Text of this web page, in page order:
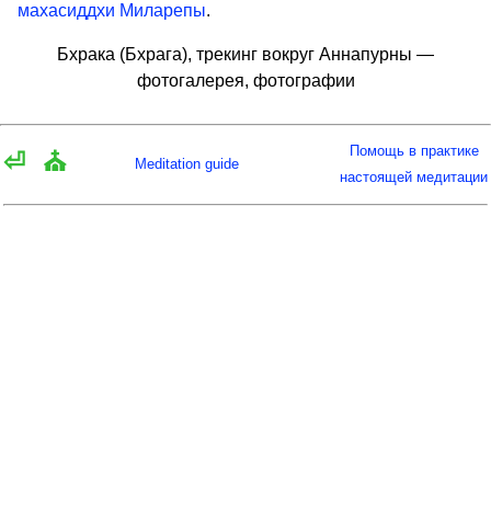
махасиддхи Миларепы.
Бхрака (Бхрага), трекинг вокруг Аннапурны —
фотогалерея, фотографии
⏎ ⛪ Meditation guide
Помощь в практике
настоящей медитации